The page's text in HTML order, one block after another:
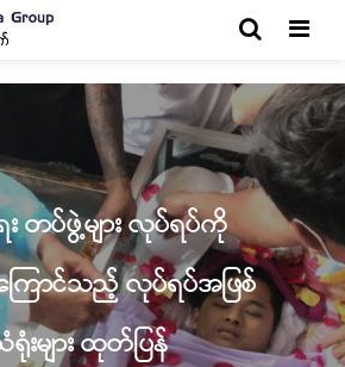
တပ်ဖွဲ့များ လုပ်ရပ်ကို
ောင်သည့် လုပ်ရပ်အဖြစ်
းများ ထုတ်ပြန်